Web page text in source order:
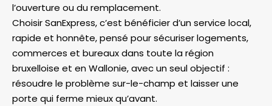
l’ouverture ou du remplacement.
Choisir SanExpress, c’est bénéficier d’un service local,
rapide et honnête, pensé pour sécuriser logements,
commerces et bureaux dans toute la région
bruxelloise et en Wallonie, avec un seul objectif :
résoudre le problème sur-le-champ et laisser une
porte qui ferme mieux qu’avant.